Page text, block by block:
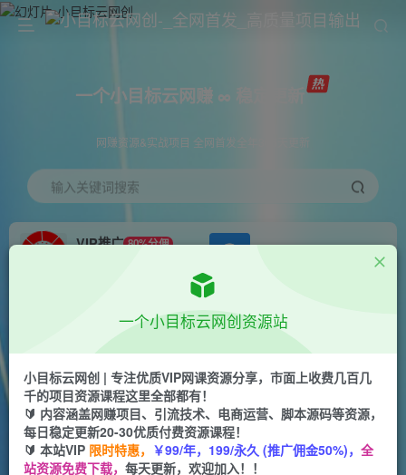
一个小目标云网赚 ∞ 稳定更新
网赚资源&实战项目 全网首发全年365天更新
输入关键词搜索
VIP推广 80%分佣
会员免费 正文
（10805期）新闻信息差项目拆解课：多平台发布
引流，实现多种方式变现
一个小目标云网创
2年前更新
关注 私信
42 69
一个小目标云网创资源站
小目标云网创 | 专注优质VIP网课资源分享，市面上收费几百几
千的项目资源课程这里全部都有！
🔰 内容涵盖网赚项目、引流技术、电商运营、脚本源码等资源，
每日稳定更新20-30优质付费资源课程！
🔰 本站VIP 限时特惠， ￥99/年，199/永久 (推广佣金50%)， 全
站资源免费下载， 每天更新，欢迎加入！！